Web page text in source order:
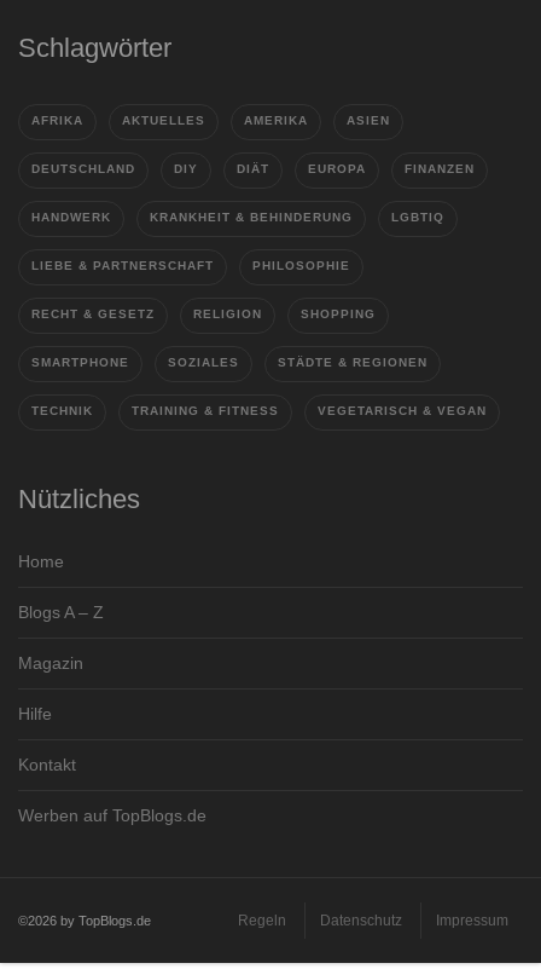
Schlagwörter
AFRIKA AKTUELLES AMERIKA ASIEN
DEUTSCHLAND DIY DIÄT EUROPA FINANZEN
HANDWERK KRANKHEIT & BEHINDERUNG LGBTIQ
LIEBE & PARTNERSCHAFT PHILOSOPHIE
RECHT & GESETZ RELIGION SHOPPING
SMARTPHONE SOZIALES STÄDTE & REGIONEN
TECHNIK TRAINING & FITNESS VEGETARISCH & VEGAN
Nützliches
Home
Blogs A – Z
Magazin
Hilfe
Kontakt
Werben auf TopBlogs.de
©2026 by TopBlogs.de Regeln Datenschutz Impressum